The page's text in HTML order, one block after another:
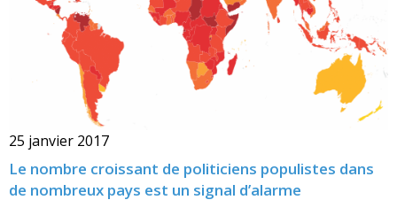
25 janvier 2017
Le nombre croissant de politiciens populistes dans
de nombreux pays est un signal d’alarme